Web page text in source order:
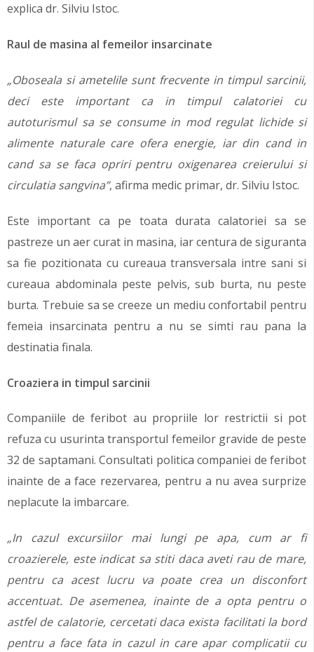
explica dr. Silviu Istoc.
Raul de masina al femeilor insarcinate
„Oboseala si ametelile sunt frecvente in timpul sarcinii,
deci este important ca in timpul calatoriei cu
autoturismul sa se consume in mod regulat lichide si
alimente naturale care ofera energie, iar din cand in
cand sa se faca opriri pentru oxigenarea creierului si
circulatia sangvina”, afirma medic primar, dr. Silviu Istoc.
Este important ca pe toata durata calatoriei sa se
pastreze un aer curat in masina, iar centura de siguranta
sa fie pozitionata cu cureaua transversala intre sani si
cureaua abdominala peste pelvis, sub burta, nu peste
burta. Trebuie sa se creeze un mediu confortabil pentru
femeia insarcinata pentru a nu se simti rau pana la
destinatia finala.
Croaziera in timpul sarcinii
Companiile de feribot au propriile lor restrictii si pot
refuza cu usurinta transportul femeilor gravide de peste
32 de saptamani. Consultati politica companiei de feribot
inainte de a face rezervarea, pentru a nu avea surprize
neplacute la imbarcare.
„In cazul excursiilor mai lungi pe apa, cum ar fi
croazierele, este indicat sa stiti daca aveti rau de mare,
pentru ca acest lucru va poate crea un disconfort
accentuat. De asemenea, inainte de a opta pentru o
astfel de calatorie, cercetati daca exista facilitati la bord
pentru a face fata in cazul in care apar complicatii cu